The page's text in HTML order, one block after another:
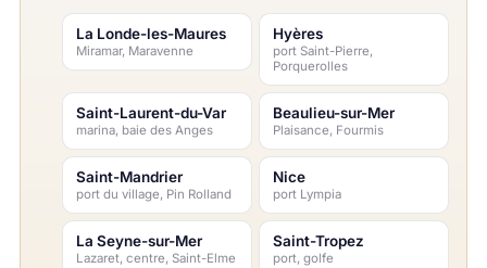
La Londe-les-Maures
Miramar, Maravenne
Hyères
port Saint-Pierre,
Porquerolles
Saint-Laurent-du-Var
marina, baie des Anges
Beaulieu-sur-Mer
Plaisance, Fourmis
Saint-Mandrier
port du village, Pin Rolland
Nice
port Lympia
La Seyne-sur-Mer
Lazaret, centre, Saint-Elme
Saint-Tropez
port, golfe